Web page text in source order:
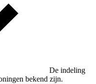
De indeling
bekend zijn.